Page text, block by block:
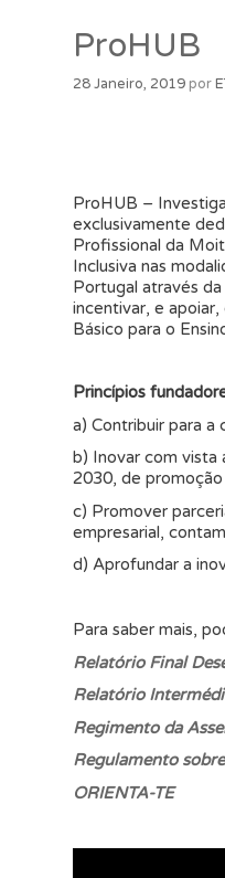
ProHUB
28 Janeiro, 2019 por
ProHUB –
exclusivamente
Profissional da
Inclusiva nas
Portugal através
incentivar, e
Básico para o
Princípios
a) Contribuir para a
b) Inovar com vista
2030, de
c) Promover
empresarial,
d) Aprofundar a
Para saber mais,
Relatório Final
Relatório
Regimento da
Regulamento
ORIENTA-TE